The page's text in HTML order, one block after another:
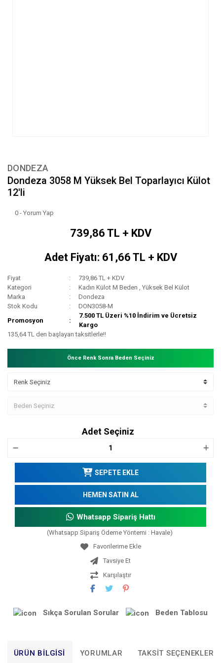
DONDEZA
Dondeza 3058 M Yüksek Bel Toparlayıcı Külot
12'li
0 - Yorum Yap
739,86 TL + KDV
Adet Fiyatı: 61,66 TL + KDV
Fiyat
739,86 TL + KDV
Kategori
Kadın Külot M Beden ,Yüksek Bel Külot
Marka
Dondeza
Stok Kodu
DON3058-M
Promosyon
7.500 TL Üzeri %10 İndirim ve Ücretsiz
Kargo
135,64 TL den başlayan taksitlerle!!
Önce Renk Sonra Beden Seçiniz
Adet Seçiniz
SEPETE EKLE
HEMEN SATIN AL
Whatsapp Sipariş Hattı
(Whatsapp Sipariş Ödeme Yöntemi : Havale)
Tavsiye Et
Karşılaştır
Sıkça Sorulan Sorular Beden Tablosu
ÜRÜN BILGISI YORUMLAR TAKSIT SEÇENEKLERI